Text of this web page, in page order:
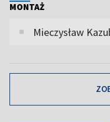
MONTAŻ
Mieczysław